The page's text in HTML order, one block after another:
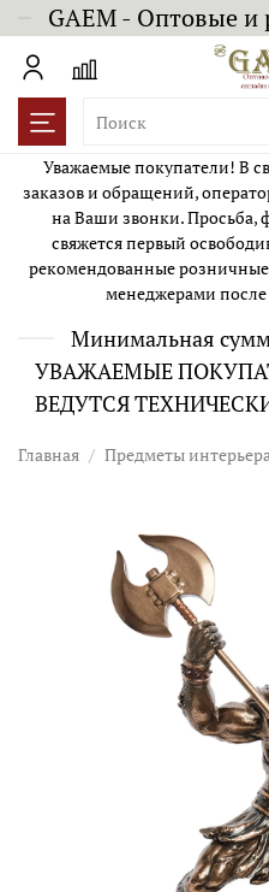
GAEM - Оптовые
Уважаемые покупатели! В
заказов и обращений,
на Ваши звонки. Просьба,
свяжется первый
рекомендованные
менеджерами
Минимальная
УВАЖАЕМЫЕ
ВЕДУТСЯ
Главная Предметы интерьера